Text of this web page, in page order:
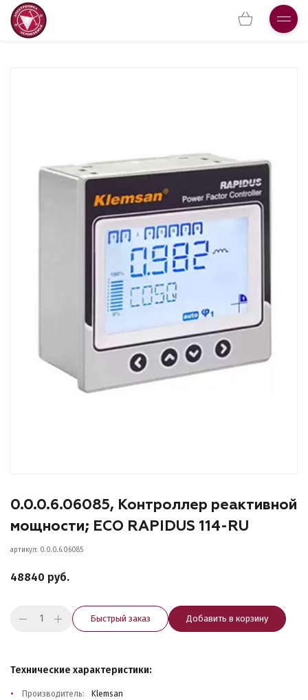
0.0.0.6.06085, Контроллер реактивной
мощности; ECO RAPIDUS 114-RU
артикул: 0.0.0.6.06085
48840 руб.
Добавить в корзину
Быстрый заказ
Технические характеристики:
Производитель: Klemsan